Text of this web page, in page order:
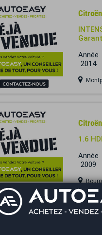
Année
2014
1.6
Année
2009